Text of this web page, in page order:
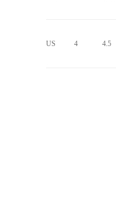
US 4 4.5